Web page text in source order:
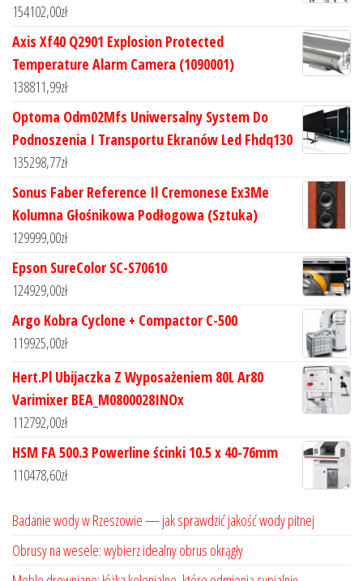
154102,00zł
Axis Xf40 Q2901 Explosion Protected
Temperature Alarm Camera (1090001)
138811,99zł
Optoma Odm02Mfs Uniwersalny System Do
Podnoszenia I Transportu Ekranów Led Fhdq130
135298,77zł
Sonus Faber Reference Il Cremonese Ex3Me
Kolumna Głośnikowa Podłogowa (Sztuka)
129999,00zł
Epson SureColor SC-S70610
124929,00zł
Argo Kobra Cyclone + Compactor C-500
119925,00zł
Hert.Pl Ubijaczka Z Wyposażeniem 80L Ar80
Varimixer BEA_M0800028INOx
112792,00zł
HSM FA 500.3 Powerline ścinki 10.5 x 40-76mm
110478,60zł
Badanie wody w Rzeszowie — jak sprawdzić jakość wody pitnej
Obrusy na wesele: wybierz idealny obrus okrągły